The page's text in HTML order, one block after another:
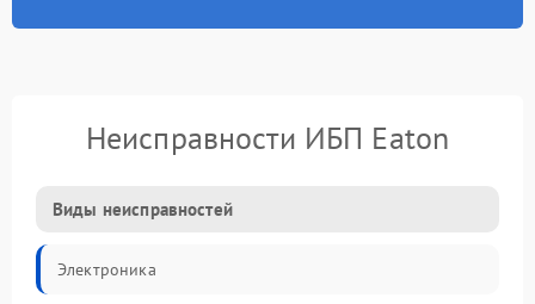
Неисправности ИБП Eaton
Виды неисправностей
Электроника